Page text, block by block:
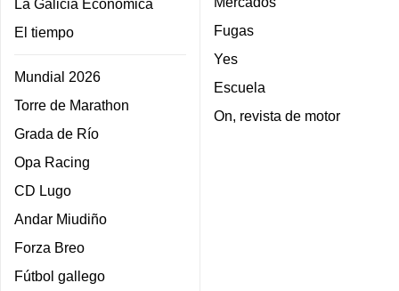
La Galicia Económica
El tiempo
Mundial 2026
Torre de Marathon
Grada de Río
Opa Racing
CD Lugo
Andar Miudiño
Forza Breo
Fútbol gallego
Fugas
Yes
Escuela
On, revista de motor